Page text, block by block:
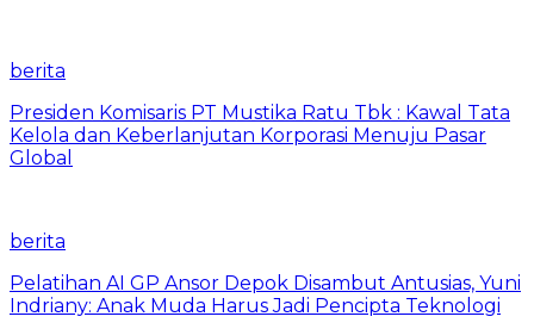
berita
Presiden Komisaris PT Mustika Ratu Tbk : Kawal Tata
Kelola dan Keberlanjutan Korporasi Menuju Pasar
Global
berita
Pelatihan AI GP Ansor Depok Disambut Antusias, Yuni
Indriany: Anak Muda Harus Jadi Pencipta Teknologi